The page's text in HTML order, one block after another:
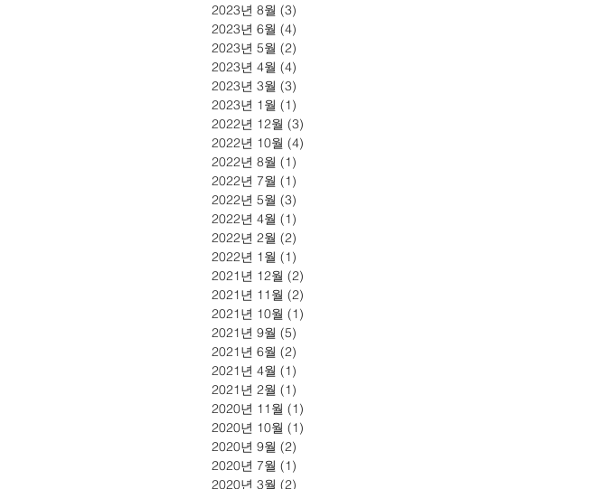
2023년 8월 (3)
2023년 6월 (4)
2023년 5월 (2)
2023년 4월 (4)
2023년 3월 (3)
2023년 1월 (1)
2022년 12월 (3)
2022년 10월 (4)
2022년 8월 (1)
2022년 7월 (1)
2022년 5월 (3)
2022년 4월 (1)
2022년 2월 (2)
2022년 1월 (1)
2021년 12월 (2)
2021년 11월 (2)
2021년 10월 (1)
2021년 9월 (5)
2021년 6월 (2)
2021년 4월 (1)
2021년 2월 (1)
2020년 11월 (1)
2020년 10월 (1)
2020년 9월 (2)
2020년 7월 (1)
2020년 3월 (2)